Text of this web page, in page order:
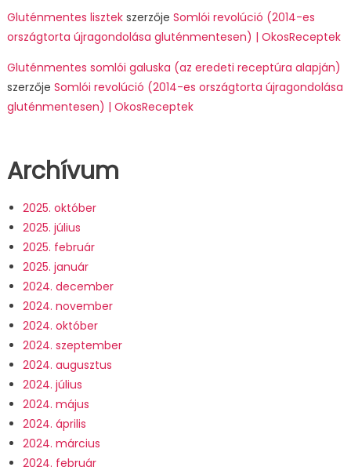
Gluténmentes lisztekszerzője Somlói revolúció (2014-es
országtorta újragondolása gluténmentesen) | OkosReceptek
Gluténmentes somlói galuska (az eredeti receptúra alapján)
szerzője Somlói revolúció (2014-es országtorta újragondolása
gluténmentesen) | OkosReceptek
Archívum
2025. október
2025. július
2025. február
2025. január
2024. december
2024. november
2024. október
2024. szeptember
2024. augusztus
2024. július
2024. május
2024. április
2024. március
2024. február